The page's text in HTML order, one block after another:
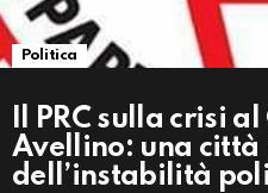
Politica
Il PRC sulla crisi
Avellino: una città
dell’instabilità